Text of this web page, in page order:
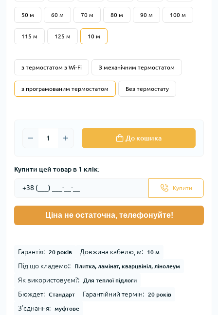
50 м 60 м 70 м 80 м 90 м 100 м
115 м 125 м 10 м
з термостатом з Wi-Fi З механічним термостатом
з програмованим термостатом Без термостату
До кошика
Купити цей товар в 1 клік:
Купити
Ціна не остаточна, телефонуйте!
Гарантія: 20 років Довжина кабелю, м: 10 м
Під що кладемо:: Плитка, ламінат, кварцвініл, лінолеум
Як використовуєм?: Для теплої підлоги
Бюждет: Стандарт Гарантійний термін: 20 років
З'єднання: муфтове